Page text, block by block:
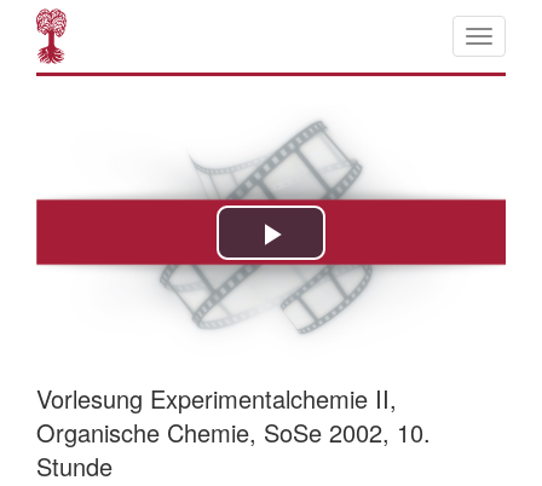
Vorlesung Experimentalchemie II,
Organische Chemie, SoSe 2002, 10.
Stunde